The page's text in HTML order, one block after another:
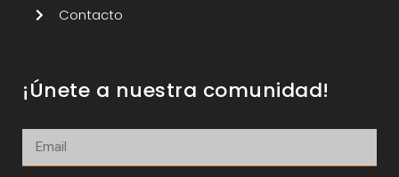
Contacto
¡Únete a nuestra comunidad!